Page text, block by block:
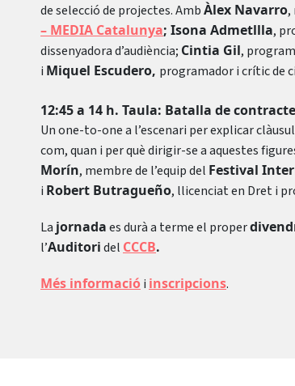
de selecció de projectes. AmbÀlex Navarro,
– MEDIA Catalunya; Isona Admetllla,
dissenyadora d’audiència; Cintia Gil,
i Miquel Escudero, programador i crític de
12:45 a 14 h. Taula: Batalla de
Un one-to-one a l’escenari per explicar
com, quan i per què dirigir-se a aquestes
Morín, membre de l’equip del Festival
i Robert Butragueño, llicenciat en Dret i
La jornadaes durà a terme el proper
l’Auditoridel CCCB.
Més informaciói inscripcions.